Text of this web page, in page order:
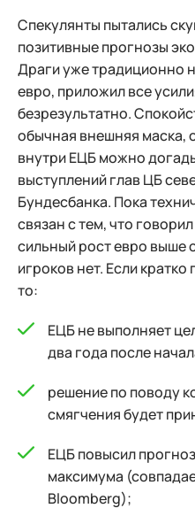
Спекулянты пытались
позитивные прогнозы
Драги уже традиционно
евро, приложил все
безрезультатно.
обычная внешняя маска,
внутри ЕЦБ можно
выступлений глав ЦБ
Бундесбанка. Пока
связан с тем, что
сильный рост евро выше
игроков нет. Если
то:
ЕЦБ не выполняет
два года после
решение по поводу
смягчения будет
ЕЦБ повысил
максимума
Bloomberg);